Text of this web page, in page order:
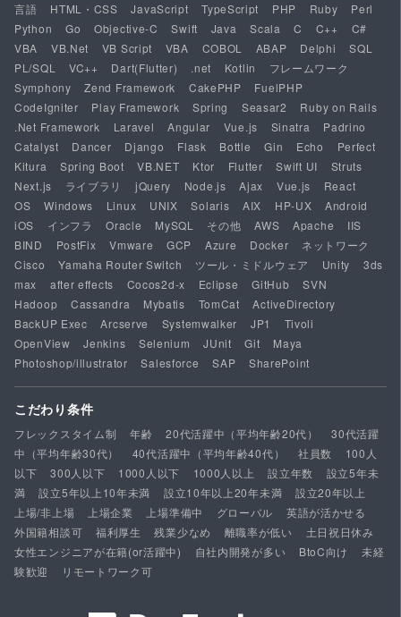
言語 HTML・CSS JavaScript TypeScript PHP Ruby
Perl
Python
Go Objective-C Swift Java Scala C C++
C#
VBA
VB.Net VB Script VBA COBOL ABAP Delphi
SQL
PL/SQL
VC++ Dart(Flutter) .net Kotlin
フレームワーク
Symphony
Zend Framework CakePHP
FuelPHP
CodeIgniter
Play Framework Spring Seasar2
Ruby on Rails
.Net Framework
Laravel Angular Vue.js Sinatra
Padrino
Catalyst
Dancer Django Flask Bottle Gin Echo
Perfect
Kitura
Spring Boot VB.NET Ktor Flutter Swift UI
Struts
Next.js
ライブラリ jQuery Node.js Ajax Vue.js
React
OS
Windows Linux UNIX Solaris AIX HP-UX
Android
iOS
インフラ Oracle MySQL その他 AWS Apache
IIS
BIND
PostFix Vmware GCP Azure Docker
ネットワーク
Cisco
Yamaha Router Switch ツール・ミドルウェア Unity
3ds
max
after effects Cocos2d-x Eclipse GitHub
SVN
Hadoop
Cassandra Mybatis TomCat
ActiveDirectory
BackUP Exec
Arcserve Systemwalker JP1
Tivoli
OpenView
Jenkins Selenium JUnit Git
Maya
Photoshop/illustrator
Salesforce SAP SharePoint
こだわり条件
フレックスタイム制 年齢 20代活躍中（平均年齢20代）
30代活躍
中（平均年齢30代）
40代活躍中（平均年齢40代） 社員数
100人
以下
300人以下 1000人以下 1000人以上 設立年数
設立5年未
満
設立5年以上10年未満 設立10年以上20年未満
設立20年以上
上場/非上場
上場企業 上場準備中 グローバル
英語が活かせる
外国籍相談可
福利厚生 残業少なめ 離職率が低い
土日祝日休み
女性エンジニアが在籍(or活躍中)
自社内開発が多い BtoC向け
未経
験歓迎
リモートワーク可